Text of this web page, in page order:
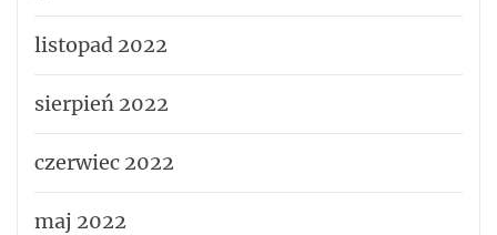
listopad 2022
sierpień 2022
czerwiec 2022
maj 2022